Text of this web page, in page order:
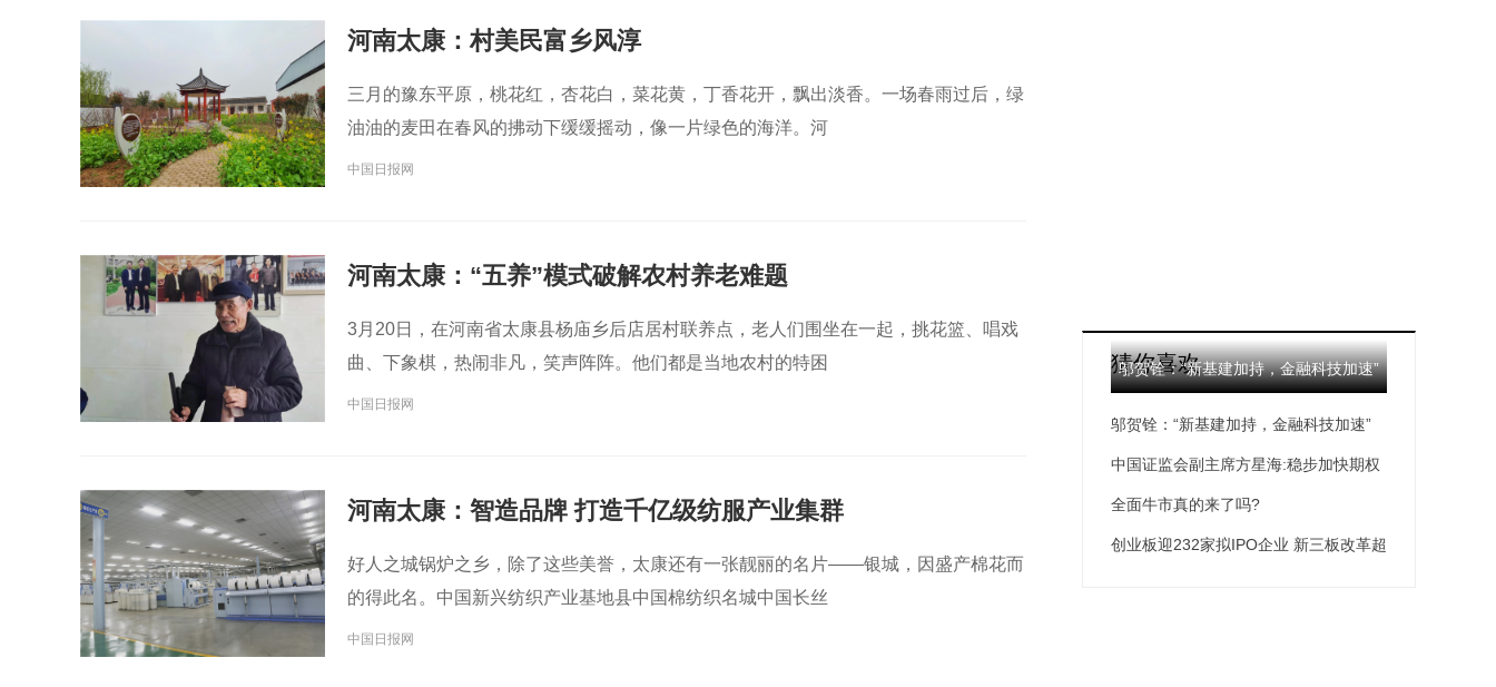
河南太康：村美民富乡风淳
三月的豫东平原，桃花红，杏花白，菜花黄，丁香花开，飘出淡香。一场春雨过后，绿
油油的麦田在春风的拂动下缓缓摇动，像一片绿色的海洋。河
中国日报网
河南太康：“五养”模式破解农村养老难题
3月20日，在河南省太康县杨庙乡后店居村联养点，老人们围坐在一起，挑花篮、唱戏
曲、下象棋，热闹非凡，笑声阵阵。他们都是当地农村的特困
中国日报网
河南太康：智造品牌 打造千亿级纺服产业集群
好人之城锅炉之乡，除了这些美誉，太康还有一张靓丽的名片——银城，因盛产棉花而
的得此名。中国新兴纺织产业基地县中国棉纺织名城中国长丝
中国日报网
猜你喜欢
邬贺铨：“新基建加持，金融科技加速”
邬贺铨：“新基建加持，金融科技加速”
中国证监会副主席方星海:稳步加快期权
市场发展
全面牛市真的来了吗?
创业板迎232家拟IPO企业 新三板改革超